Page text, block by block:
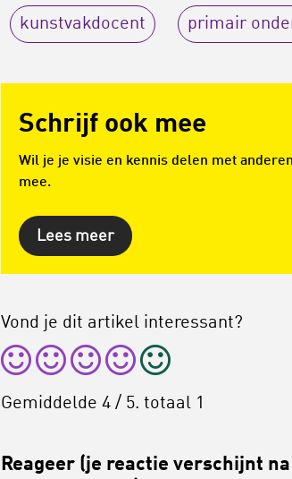
kunstvakdocent primair
Schrijf ook mee
Wil je je visie en kennis delen met
mee.
Lees meer
Vond je dit artikel interessant?
Gemiddelde 4 / 5. totaal 1
Reageer (je reactie verschijnt